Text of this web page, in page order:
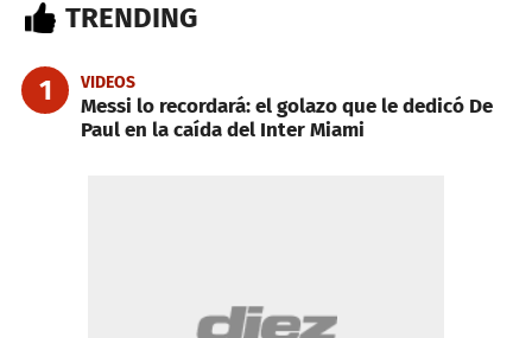
TRENDING
1 VIDEOS
Messi lo recordará: el golazo que le dedicó De
Paul en la caída del Inter Miami